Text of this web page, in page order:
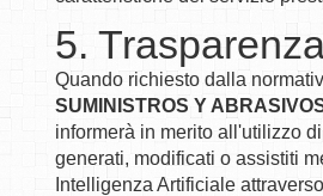
5.
Quando richiesto dalla
SUMINISTROS Y
informerà in merito all'utilizzo
generati, modificati o assistiti
Intelligenza Artificiale